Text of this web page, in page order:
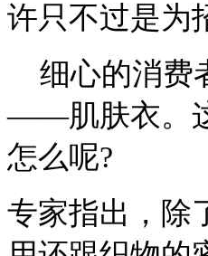
许只不过是为
细心的消费
——肌肤衣。
怎么呢?
专家指出，除